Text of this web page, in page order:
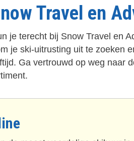
Travel en
je terecht bij Snow Travel en
je ski-uitrusting uit te zoeken
Ga vertrouwd op weg naar